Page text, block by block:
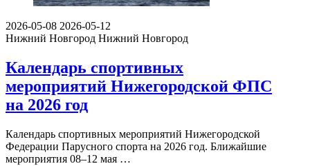
2026-05-08 2026-05-12
Нижний Новгород Нижний Новгород
Календарь спортивных
мероприятий Нижегородской ФПС
на 2026 год
Календарь спортивных мероприятий Нижегородской
Федерации Парусного спорта на 2026 год. Ближайшие
мероприятия 08–12 мая …